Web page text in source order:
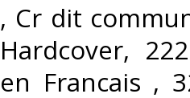
‎, Cr dit
Hardcover,
en Francais ,